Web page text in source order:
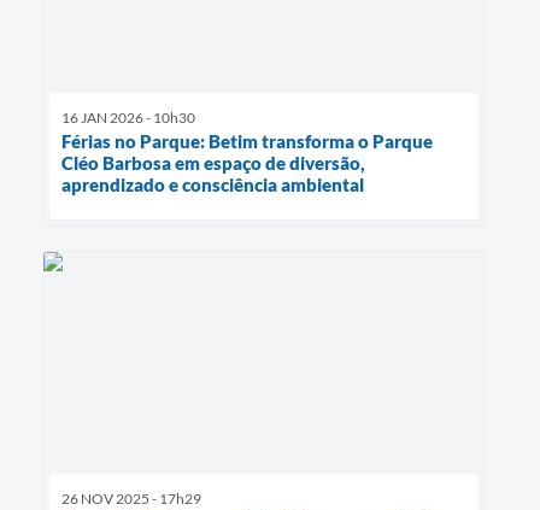
16 JAN 2026 - 10h30
Férias no Parque: Betim transforma o Parque
Cléo Barbosa em espaço de diversão,
aprendizado e consciência ambiental
26 NOV 2025 - 17h29